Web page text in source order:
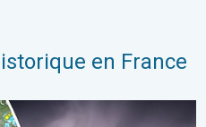
en France
mardi. Changement de